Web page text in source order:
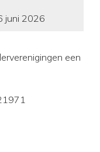
juni 2026
een